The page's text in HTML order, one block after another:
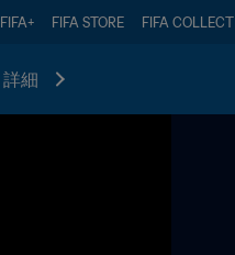
FIFA+ FIFA STORE FIFA COLLECT
詳細